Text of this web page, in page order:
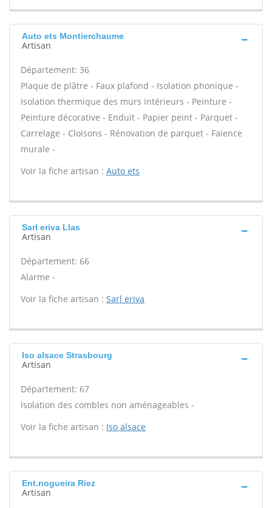
Auto ets Montierchaume
Artisan
Département: 36
Plaque de plâtre - Faux plafond - Isolation phonique -
Isolation thermique des murs intérieurs - Peinture -
Peinture décorative - Enduit - Papier peint - Parquet -
Carrelage - Cloisons - Rénovation de parquet - Faïence
murale -
Voir la fiche artisan : Auto ets
Sarl eriva Llas
Artisan
Département: 66
Alarme -
Voir la fiche artisan : Sarl eriva
Iso alsace Strasbourg
Artisan
Département: 67
Isolation des combles non aménageables -
Voir la fiche artisan : Iso alsace
Ent.nogueira Riez
Artisan